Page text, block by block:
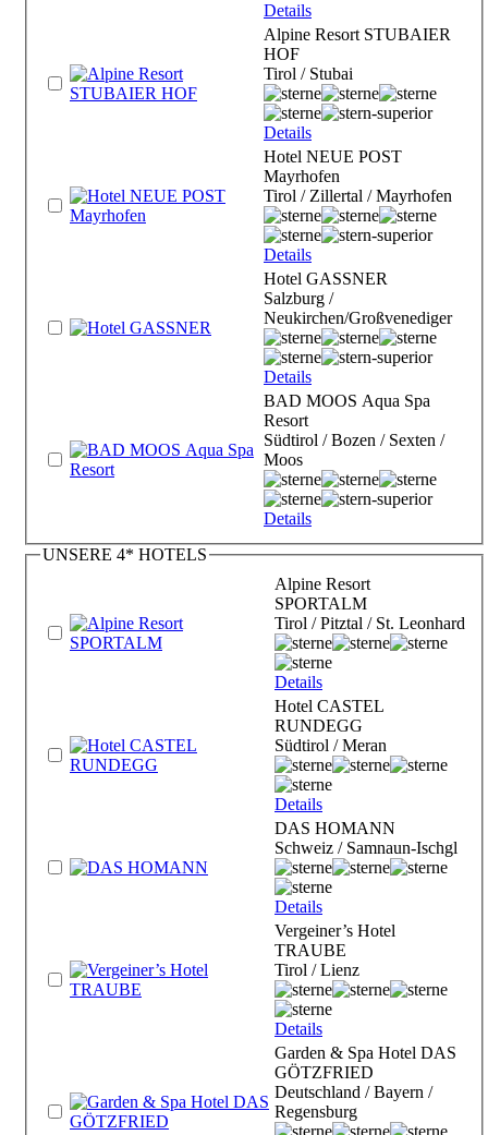
Details
Alpine Resort STUBAIER
HOF
Tirol / Stubai
Details
Hotel NEUE POST
Mayrhofen
Tirol / Zillertal / Mayrhofen
Details
Hotel GASSNER
Salzburg /
Neukirchen/Großvenediger
Details
BAD MOOS Aqua Spa
Resort
Südtirol / Bozen / Sexten /
Moos
Details
UNSERE 4* HOTELS
Alpine Resort
SPORTALM
Tirol / Pitztal / St. Leonhard
Details
Hotel CASTEL
RUNDEGG
Südtirol / Meran
Details
DAS HOMANN
Schweiz / Samnaun-Ischgl
Details
Vergeiner’s Hotel
TRAUBE
Tirol / Lienz
Details
Garden & Spa Hotel DAS
GÖTZFRIED
Deutschland / Bayern /
Regensburg